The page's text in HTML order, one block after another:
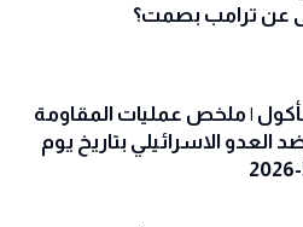
عن ترامب بصمت؟
| ملخص عمليات المقاومة
العدو الاسرائيلي بتاريخ يوم